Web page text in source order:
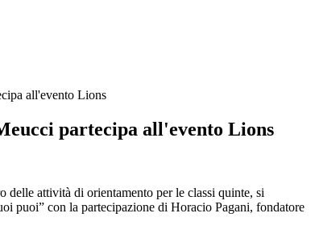
all'evento Lions
partecipa all'evento Lions
delle attività di orientamento per le classi quinte, si
puoi” con la partecipazione di Horacio Pagani, fondatore